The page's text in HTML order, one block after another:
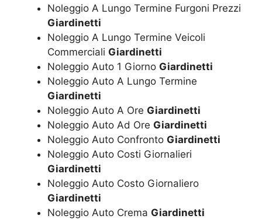
Noleggio A Lungo Termine Furgoni Prezzi
Giardinetti
Noleggio A Lungo Termine Veicoli
Commerciali Giardinetti
Noleggio Auto 1 Giorno Giardinetti
Noleggio Auto A Lungo Termine
Giardinetti
Noleggio Auto A Ore Giardinetti
Noleggio Auto Ad Ore Giardinetti
Noleggio Auto Confronto Giardinetti
Noleggio Auto Costi Giornalieri
Giardinetti
Noleggio Auto Costo Giornaliero
Giardinetti
Noleggio Auto Crema Giardinetti